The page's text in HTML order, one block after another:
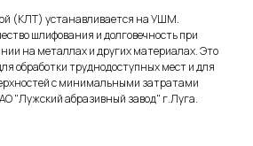
(КЛТ) устанавливается на УШМ.
шлифования и долговечность при
на металлах и других материалах. Это
обработки труднодоступных мест и для
с минимальными затратами
"Лужский абразивный завод" г.Луга.